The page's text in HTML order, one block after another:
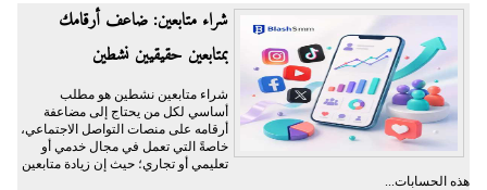
شراء متابعين: ضاعف أرقامك
بمتابعين حقيقيين نشطين
شراء متابعين نشطين هو مطلب
أساسي لكل من يحتاج إلى مضاعفة
أرقامه على منصات التواصل الاجتماعي،
خاصةً التي تعمل في مجال خدمي أو
تعليمي أو تجاري؛ حيث إن زيادة متابعين
هذه الحسابات...